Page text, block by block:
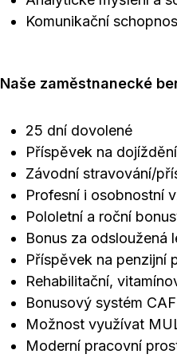
Komunikační
Naše zaměstnanecké
25 dní dovolené
Příspěvek na
Závodní stravování/
Profesní i osobnostní
Pololetní a roční
Bonus za odsloužená
Příspěvek na penzijní
Rehabilitační,
Bonusový systém
Možnost využívat
Moderní pracovní